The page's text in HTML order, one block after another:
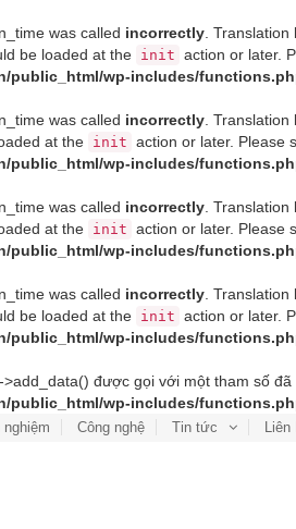
was called incorrectly .
be loaded at the init action or later.
public_html/wp-includes/
was called incorrectly .
at the init action or later. Please
public_html/wp-includes/
was called incorrectly .
at the init action or later. Please
public_html/wp-includes/
was called incorrectly .
be loaded at the init action or later.
public_html/wp-includes/
được gọi với một tham số đã
public_html/wp-includes/
Công nghệ Tin tức Liên